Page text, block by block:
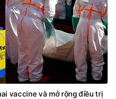
vaccine và mở rộng điều trị